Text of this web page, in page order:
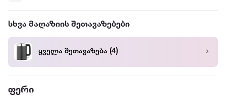
სხვა მაღაზიის შეთავაზებები
ყველა შეთავაზება (4)
ფერი